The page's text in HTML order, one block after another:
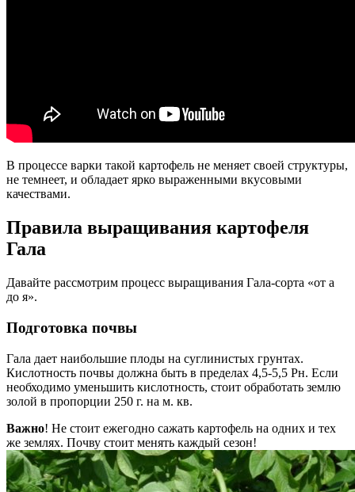
В процессе варки такой картофель не меняет своей структуры,
не темнеет, и обладает ярко выраженными вкусовыми
качествами.
Правила выращивания картофеля
Гала
Давайте рассмотрим процесс выращивания Гала-сорта «от а
до я».
Подготовка почвы
Гала дает наибольшие плоды на суглинистых грунтах.
Кислотность почвы должна быть в пределах 4,5-5,5 Рн. Если
необходимо уменьшить кислотность, стоит обработать землю
золой в пропорции 250 г. на м. кв.
Важно! Не стоит ежегодно сажать картофель на одних и тех
же землях. Почву стоит менять каждый сезон!